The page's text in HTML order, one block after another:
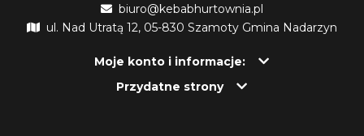
biuro@kebabhurtownia.pl
ul. Nad Utratą 12, 05-830 Szamoty Gmina Nadarzyn
Moje konto i informacje:
Przydatne strony